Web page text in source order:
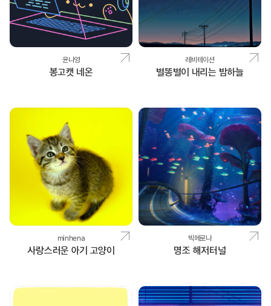
윤나영
봉고캣 네온
레비테이션
별똥별이 내리는 밤하늘
minhena
사랑스러운 아기 고양이
빅메로나
명조 해저터널